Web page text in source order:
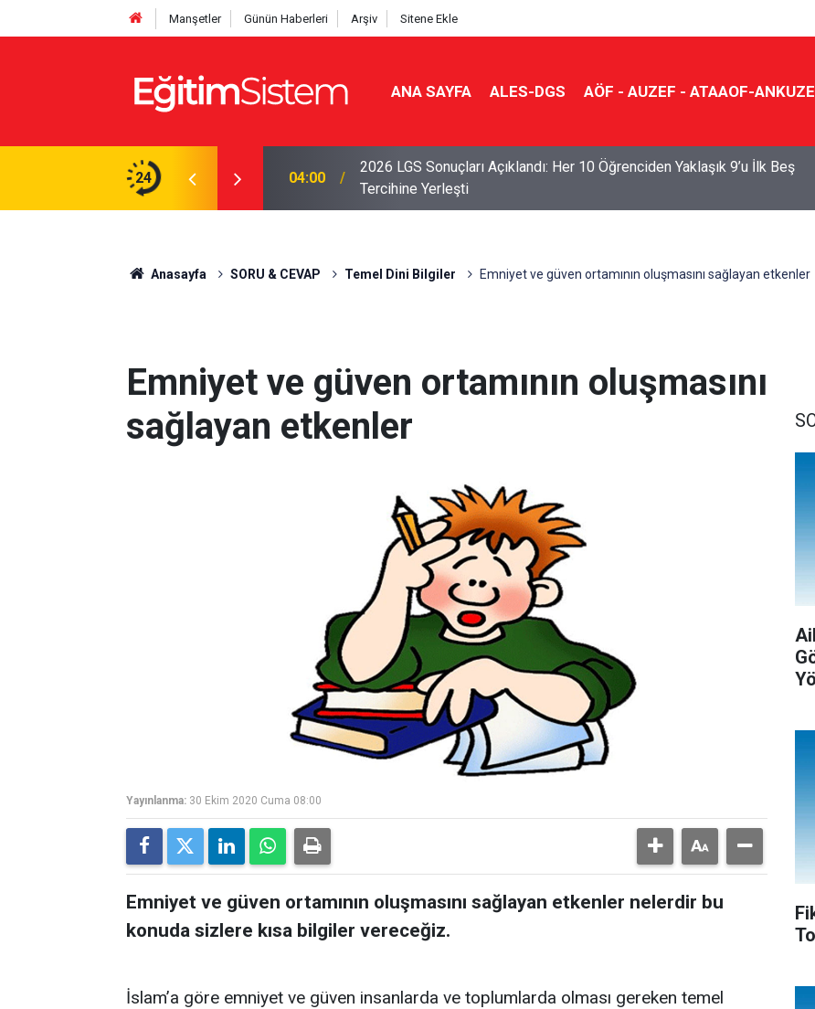
Manşetler Günün Haberleri Arşiv Sitene Ekle
ANA SAYFA ALES-DGS AÖF - AUZEF - ATAAOF-
24
Sınavla Alan Liseler Yüzde 95,76
04:00
2026 LGS Sonuçları Açıklandı: Her 10 Öğrenciden Yaklaşık 9’u İlk Beş
Tercihine Yerleşti
Anasayfa SORU & CEVAP Temel Dini Bilgiler Emniyet ve güven ortamının oluşmasını sağlayan etkenler
Emniyet ve güven ortamının oluşmasını
sağlayan etkenler
Yayınlanma: 30 Ekim 2020 Cuma 08:00
Emniyet ve güven ortamının oluşmasını sağlayan etkenler nelerdir bu
konuda sizlere kısa bilgiler vereceğiz.
İslam’a göre emniyet ve güven insanlarda ve toplumlarda olması gereken temel